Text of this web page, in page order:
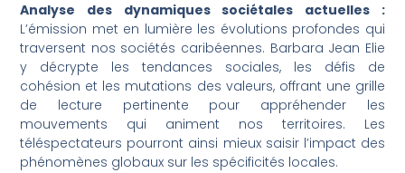
Analyse des dynamiques sociétales actuelles :
L’émission met en lumière les évolutions profondes qui
traversent nos sociétés caribéennes. Barbara Jean Elie
y décrypte les tendances sociales, les défis de
cohésion et les mutations des valeurs, offrant une grille
de lecture pertinente pour appréhender les
mouvements qui animent nos territoires. Les
téléspectateurs pourront ainsi mieux saisir l’impact des
phénomènes globaux sur les spécificités locales.